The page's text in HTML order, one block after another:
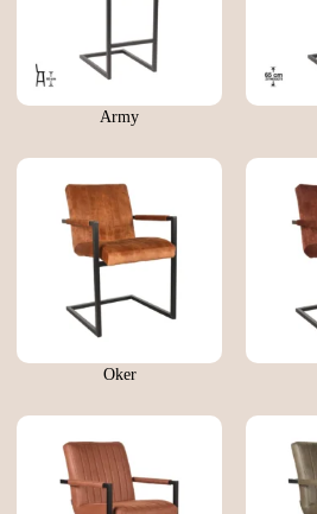
Army
Oker